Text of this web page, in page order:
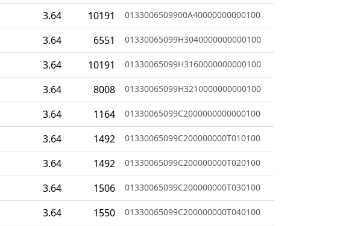
3.64 10191 0133006509900A40000000000100
3.64 6551 01330065099H3040000000000100
3.64 10191 01330065099H3160000000000100
3.64 8008 01330065099H3210000000000100
3.64 1164 01330065099C2000000000000100
3.64 1492 01330065099C200000000T010100
3.64 1492 01330065099C200000000T020100
3.64 1506 01330065099C200000000T030100
3.64 1550 01330065099C200000000T040100